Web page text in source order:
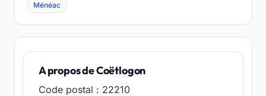
Ménéac
A propos de Coëtlogon
Code postal : 22210